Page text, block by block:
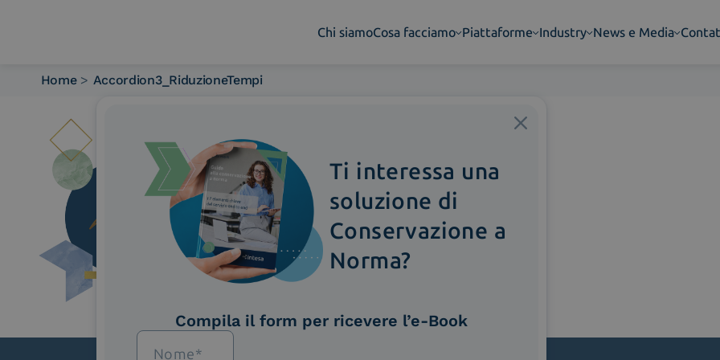
Chi siamoCosa facciamo Piattaforme Industry News e Media
Cosa facciamo
Piattaforme
Industry
News e Media
Contattaci
Home > Accordion3_RiduzioneTempi
Ti interessa una
soluzione di
Conservazione a
Norma?
Compila il form per ricevere l’e-Book